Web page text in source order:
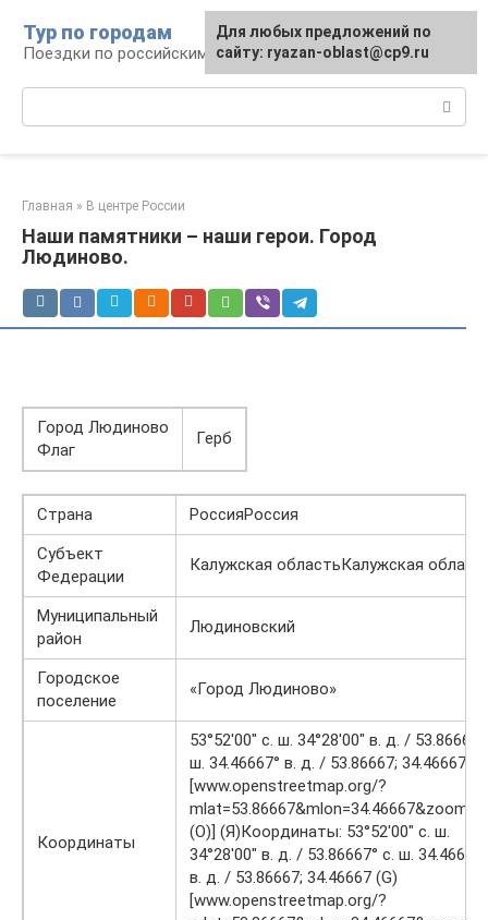
контенту
Тур по городам
Поездки по российским городам
Главная » В центре России
Наши памятники – наши герои. Город
Людиново.
Город Людиново
Флаг
Герб
Страна
РоссияРоссия
Субъект
Федерации
Калужская областьКалужская
Муниципальный
район
Людиновский
Городское
поселение
«Город Людиново»
Координаты
53°52′00″ с. ш. 34°28′00″ в. д. /
ш. 34.46667° в. д. / 53.86667; 34.46667
[www.openstreetmap.org/?
(O)] (Я)Координаты: 53°52′00″ с. ш.
34°28′00″ в. д. / 53.86667° с. ш. 34.46667°
в. д. / 53.86667; 34.46667 (G)
[www.openstreetmap.org/?
Для любых предложений по
сайту: ryazan-oblast@cp9.ru